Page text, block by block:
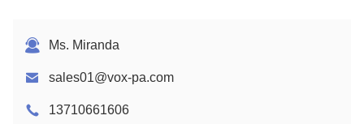
Ms. Miranda
sales01@vox-pa.com
13710661606